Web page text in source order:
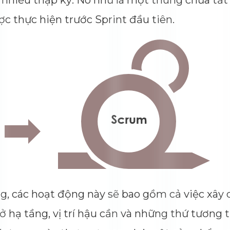
được thực hiện trước Sprint đầu tiên.
thường, các hoạt động này sẽ bao gồm cả
cơ sở hạ tầng, vị trí hậu cần và những thứ
Dimensions
--
Average CTR --